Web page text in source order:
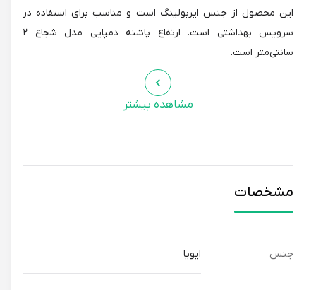
این محصول از جنس ایربولینگ است و مناسب برای استفاده در
سرویس بهداشتی است. ارتفاع پاشنه دمپایی مدل شجاع ۲
سانتی‌متر است.
مشاهده بیشتر
مشخصات
جنس